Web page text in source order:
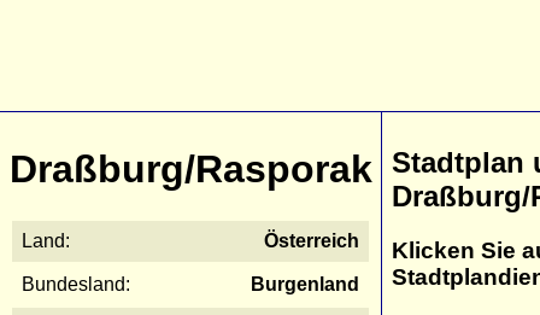
Draßburg/Rasporak
Land: Österreich
Bundesland: Burgenland
Stadtplan
Draßburg/
Klicken Sie